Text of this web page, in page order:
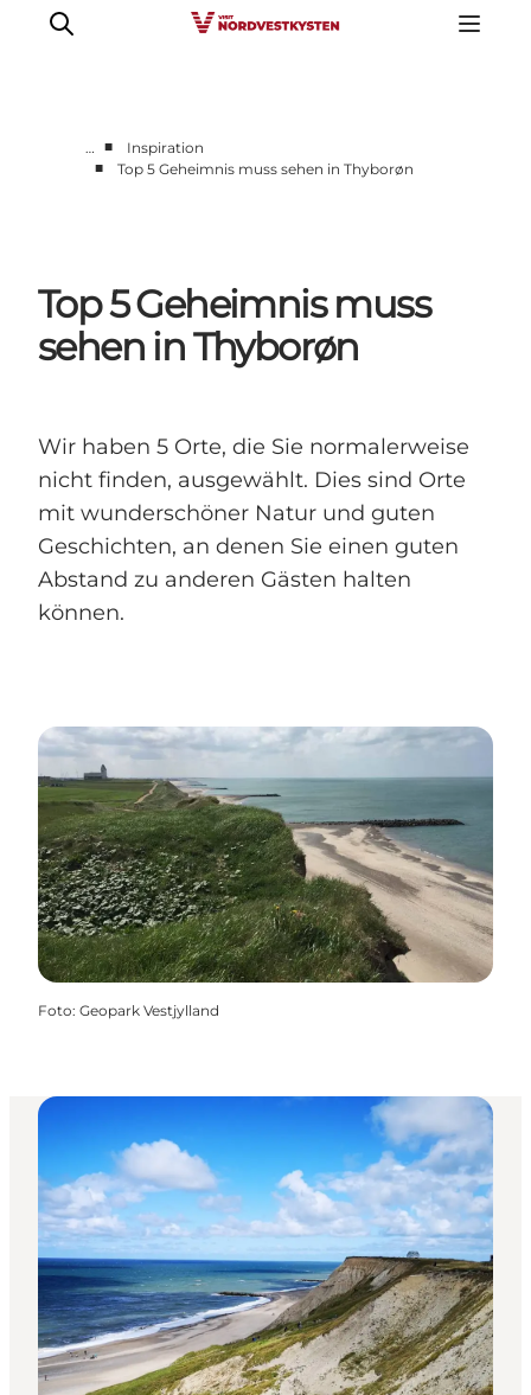
Unterkunft
Mach deine Urlaubsplanung
… ■
Inspiration
■
Top 5 Geheimnis muss sehen in Thyborøn
Top 5 Geheimnis muss
sehen in Thyborøn
Wir haben 5 Orte, die Sie normalerweise
nicht finden, ausgewählt. Dies sind Orte
mit wunderschöner Natur und guten
Geschichten, an denen Sie einen guten
Abstand zu anderen Gästen halten
können.
Foto: Geopark Vestjylland